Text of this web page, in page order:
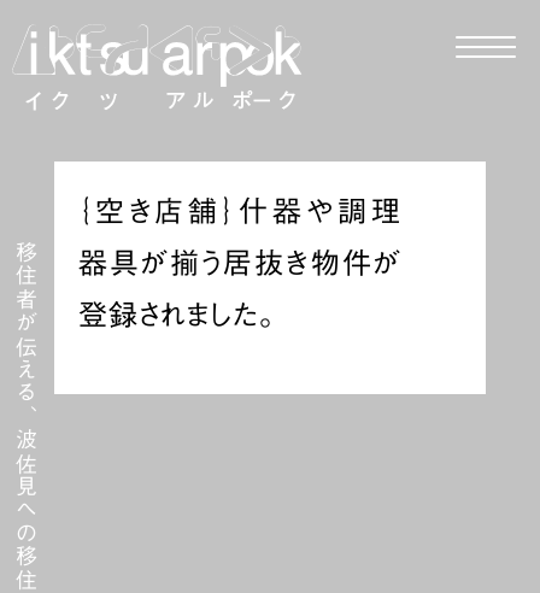
移住者が伝える、波佐見への移住
｛空き店舗｝什器や調理
器具が揃う居抜き物件が
登録されました。